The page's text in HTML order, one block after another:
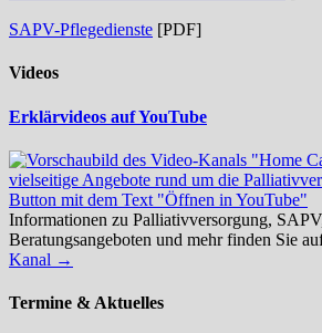
SAPV-Pflegedienste [PDF]
Videos
Erklärvideos auf YouTube
Informationen zu Palliativversorgung,
Beratungsangeboten und mehr finden Sie
Kanal →
Termine & Aktuelles